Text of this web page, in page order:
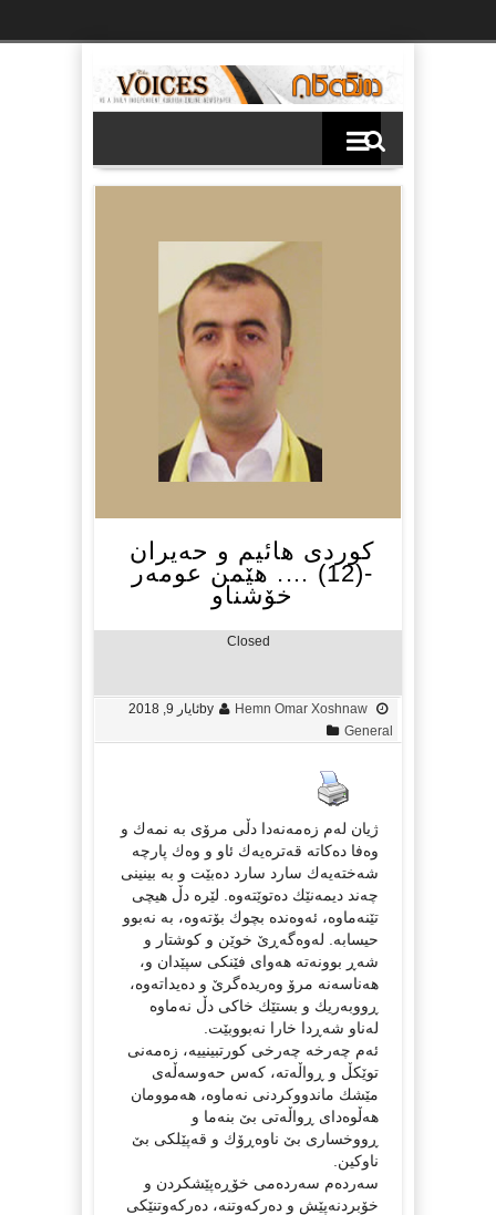
كوردی هائیم و حه‌یران
-(12) …. هێمن عومه‌ر
خۆشناو
Closed
by Hemn Omar Xoshnaw
ئایار 9, 2018
General
ژیان لەم زەمەنەدا دڵی مرۆی بە نمەك و
وەفا دەكاتە قەترەیەك ئاو و وەك پارچە
شەختەیەك سارد سارد دەبێت و بە بینینی
چەند دیمەنێك دەتوێتەوە. لێرە دڵ هیچی
تێنەماوە، ئەوەندە بچوك بۆتەوە، بە نەبوو
حیسابە. لەوەگەڕێ خوێن و كوشتار و
شەڕ بوونەتە هەوای فێنكی سپێدان و،
هەناسەنە مرۆ وەریدەگرێ و دەیداتەوە،
ڕووبەریك و بستێك خاكی دڵ نەماوە
لەناو شەڕدا خارا نەبووبێت.
ئەم چەرخە چەرخی كورتبینییە، زەمەنی
توێكڵ و ڕواڵەتە، كەس حەوسەڵەی
مێشك ماندووكردنی نەماوە، هەموومان
هەڵوەدای ڕواڵەتی بێ بنەما و
ڕووخساری بێ ناوەڕۆك و قەپێلكی بێ
ناوكین.
سەردەم سەردەمی خۆڕەپێشكردن و
خۆبردنەپێش و دەركەوتنە، دەركەوتنێكی